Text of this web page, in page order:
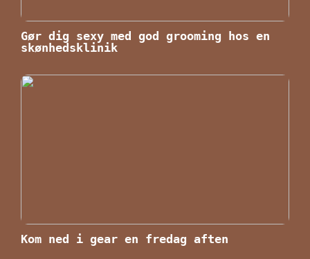
Gør dig sexy med god grooming hos en
skønhedsklinik
Kom ned i gear en fredag aften